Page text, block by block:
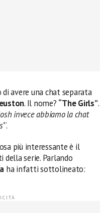
di avere una chat separata
. Il nome? “The Girls”.
invece abbiamo la chat
“.
più interessante è il
serie. Parlando
ha infatti sottolineato: